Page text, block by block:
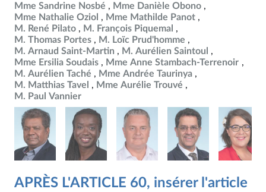
Mme Sandrine Nosbé
Mme Danièle Obono
Mme Nathalie Oziol
Mme Mathilde Panot
M. René Pilato
M. François Piquemal
M. Thomas Portes
M. Loïc Prud'homme
M. Arnaud Saint-Martin
M. Aurélien Saintoul
Mme Ersilia Soudais
Mme Anne Stambach-Terrenoir
M. Aurélien Taché
Mme Andrée Taurinya
M. Matthias Tavel
Mme Aurélie Trouvé
M. Paul Vannier
APRÈS L'ARTICLE 60, insérer l'article